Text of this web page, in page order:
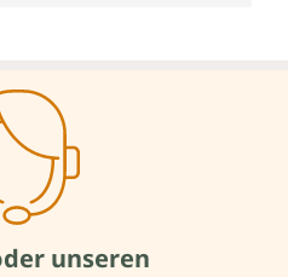
unseren